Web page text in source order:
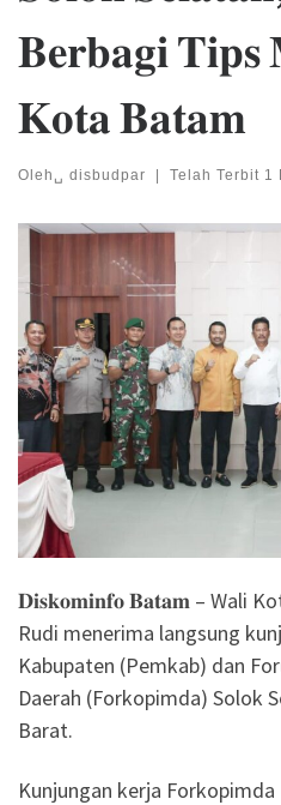
𝐁𝐞𝐫𝐛𝐚𝐠𝐢
𝐊𝐨𝐭𝐚 𝐁𝐚𝐭𝐚𝐦
Oleh␣ disbudpar | Telah Terbit 1
𝐃𝐢𝐬𝐤𝐨𝐦𝐢𝐧𝐟𝐨 𝐁𝐚𝐭𝐚𝐦 – Wali
Rudi menerima langsung
Kabupaten (Pemkab) dan
Daerah (Forkopimda) Solok
Barat.
Kunjungan kerja